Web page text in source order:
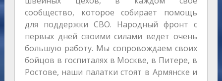
сообщество, которое собирает помощь
для поддержки СВО. Народный фронт с
первых дней своими силами ведет очень
большую работу. Мы сопровождаем своих
бойцов в госпиталях в Москве, в Питере, в
Ростове, наши палатки стоят в Армянске и